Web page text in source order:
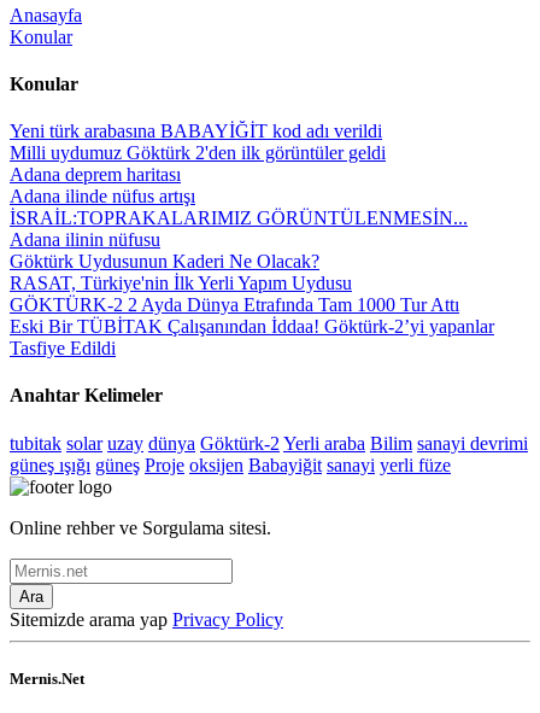
Anasayfa
Konular
Konular
Yeni türk arabasına BABAYİĞİT kod adı verildi
Milli uydumuz Göktürk 2'den ilk görüntüler geldi
Adana deprem haritası
Adana ilinde nüfus artışı
İSRAİL:TOPRAKALARIMIZ GÖRÜNTÜLENMESİN...
Adana ilinin nüfusu
Göktürk Uydusunun Kaderi Ne Olacak?
RASAT, Türkiye'nin İlk Yerli Yapım Uydusu
GÖKTÜRK-2 2 Ayda Dünya Etrafında Tam 1000 Tur Attı
Eski Bir TÜBİTAK Çalışanından İddaa! Göktürk-2’yi yapanlar
Tasfiye Edildi
Anahtar Kelimeler
tubitak solar uzay dünya Göktürk-2 Yerli araba Bilim sanayi devrimi
güneş ışığı güneş Proje oksijen Babayiğit sanayi yerli füze
Online rehber ve Sorgulama sitesi.
Ara
Sitemizde arama yap Privacy Policy
Mernis.Net